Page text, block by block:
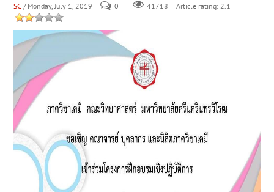
SC / Monday, July 1, 2019 0 41718 Article rating: 2.1